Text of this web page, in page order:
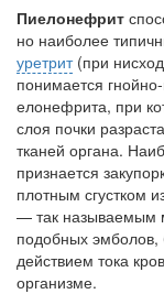
встрече с
Местная
Пиелонефрит
но наиболее
уретрит(при
понимается
елонефрита, при
слоя почки
тканей органа.
признается
плотным сгустком
— так называемым
подобных
действием тока
организме.